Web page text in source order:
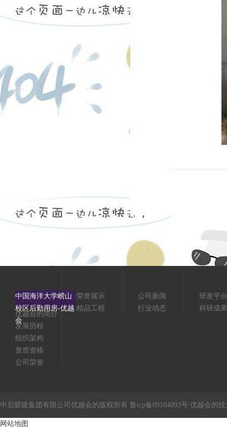
中国海洋大学崂山
校区后勤用房-优越
会
优越会的简介
发展历程
组织架构
资质资格
公司荣誉
荣誉展示
精品工程
公司新闻
行业动态
研发平台
科研成果
中启胶建集团有限公司优越会的版权所有 鲁icp备09104093号 优越会的
网站地图